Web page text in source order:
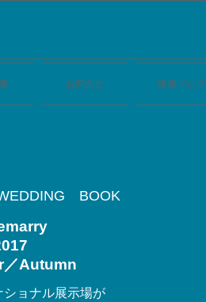
お問合せ 建築ブログ
BOOK
Autumn
ョナル展示場が